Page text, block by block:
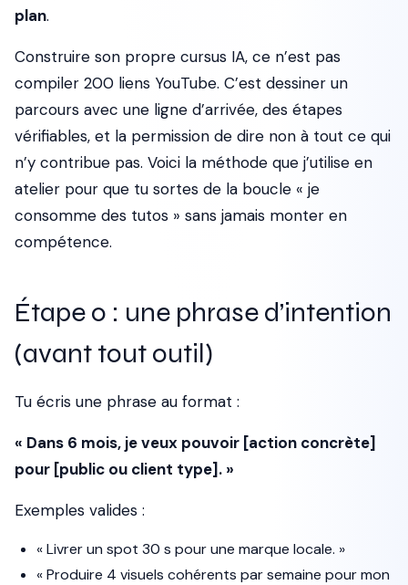
plan.
Construire son propre cursus IA, ce n’est pas
compiler 200 liens YouTube. C’est dessiner un
parcours avec une ligne d’arrivée, des étapes
vérifiables, et la permission de dire non à tout ce qui
n’y contribue pas. Voici la méthode que j’utilise en
atelier pour que tu sortes de la boucle « je
consomme des tutos » sans jamais monter en
compétence.
Étape 0 : une phrase d’intention
(avant tout outil)
Tu écris une phrase au format :
« Dans 6 mois, je veux pouvoir [action concrète]
pour [public ou client type]. »
Exemples valides :
« Livrer un spot 30 s pour une marque locale. »
« Produire 4 visuels cohérents par semaine pour mon